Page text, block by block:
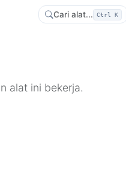
Cari alat... Ctrl K
alat ini bekerja.